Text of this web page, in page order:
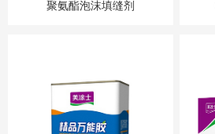
聚氨酯泡沫填缝剂